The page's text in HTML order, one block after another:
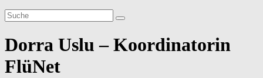
Dorra Uslu – Koordinatorin
FlüNet